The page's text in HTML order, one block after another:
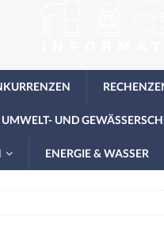
UMWELT- UND
ENERGIE & WASSER